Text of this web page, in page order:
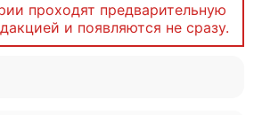
проходят предварительную
и появляются не сразу.